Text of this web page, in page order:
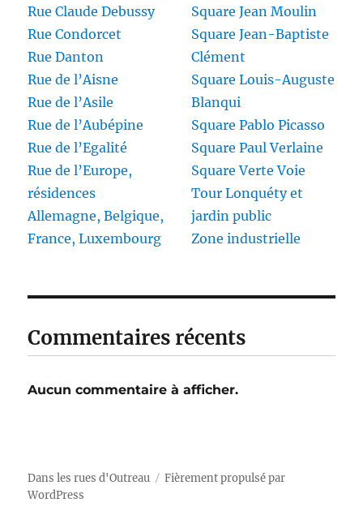
Rue Claude Debussy
Rue Condorcet
Rue Danton
Rue de l’Aisne
Rue de l’Asile
Rue de l’Aubépine
Rue de l’Egalité
Rue de l’Europe,
résidences
Allemagne, Belgique,
France, Luxembourg
Square Jean Moulin
Square Jean-Baptiste
Clément
Square Louis-Auguste
Blanqui
Square Pablo Picasso
Square Paul Verlaine
Square Verte Voie
Tour Lonquéty et
jardin public
Zone industrielle
Commentaires récents
Aucun commentaire à afficher.
Dans les rues d'Outreau
Fièrement propulsé par
WordPress